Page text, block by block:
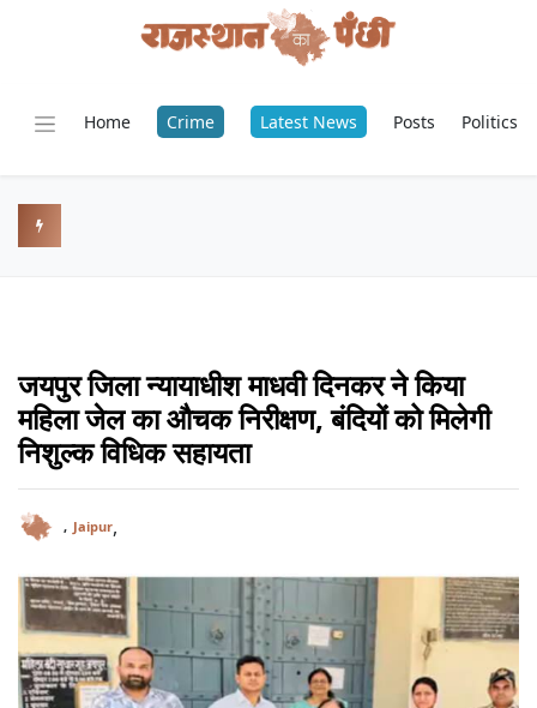
Home Crime Latest News Posts Politics
जयपुर जिला न्यायाधीश माधवी दिनकर ने किया
महिला जेल का औचक निरीक्षण, बंदियों को मिलेगी
निशुल्क विधिक सहायता
, Jaipur,